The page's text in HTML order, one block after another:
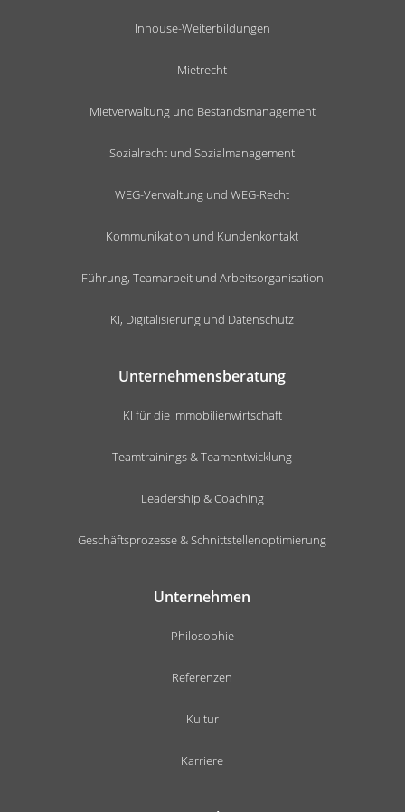
Inhouse-Weiterbildungen
Mietrecht
Mietverwaltung und Bestandsmanagement
Sozialrecht und Sozialmanagement
WEG-Verwaltung und WEG-Recht
Kommunikation und Kundenkontakt
Führung, Teamarbeit und Arbeitsorganisation
KI, Digitalisierung und Datenschutz
Unternehmensberatung
KI für die Immobilienwirtschaft
Teamtrainings & Teamentwicklung
Leadership & Coaching
Geschäftsprozesse & Schnittstellenoptimierung
Unternehmen
Philosophie
Referenzen
Kultur
Karriere